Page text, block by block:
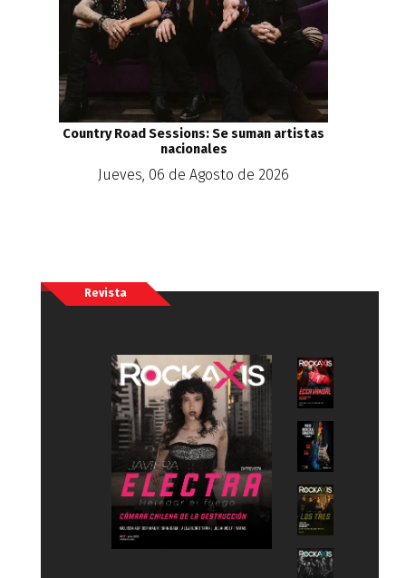
Country Road Sessions: Se suman artistas
nacionales
Jueves, 06 de Agosto de 2026
Revista